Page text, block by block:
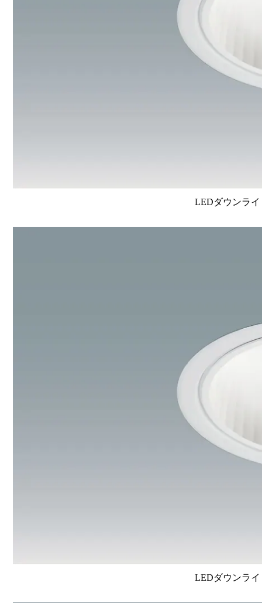
LEDダウンラ
LEDダウンラ